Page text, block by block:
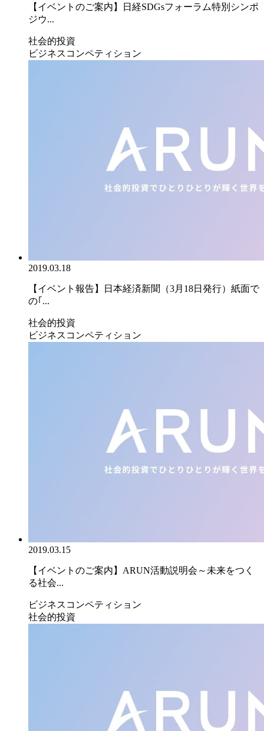
【イベントのご案内】日経SDGsフォーラム特別シンポ
ジウ...
社会的投資
ビジネスコンペティション
2019.03.18
【イベント報告】日本経済新聞（3月18日発行）紙面で
の｢...
社会的投資
ビジネスコンペティション
2019.03.15
【イベントのご案内】ARUN活動説明会～未来をつく
る社会...
ビジネスコンペティション
社会的投資